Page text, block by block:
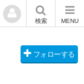
検索 MENU
フォローする